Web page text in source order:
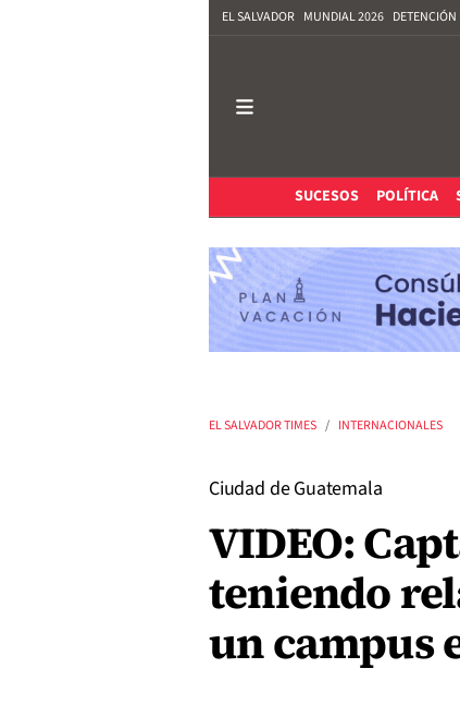
EL SALVADOR MUNDIAL 2026 DETENCIÓN
SUCESOS
POLÍTICA
EL SALVADOR TIMES INTERNACIONALES
Ciudad de Guatemala
VIDEO:
teniendo
un campus